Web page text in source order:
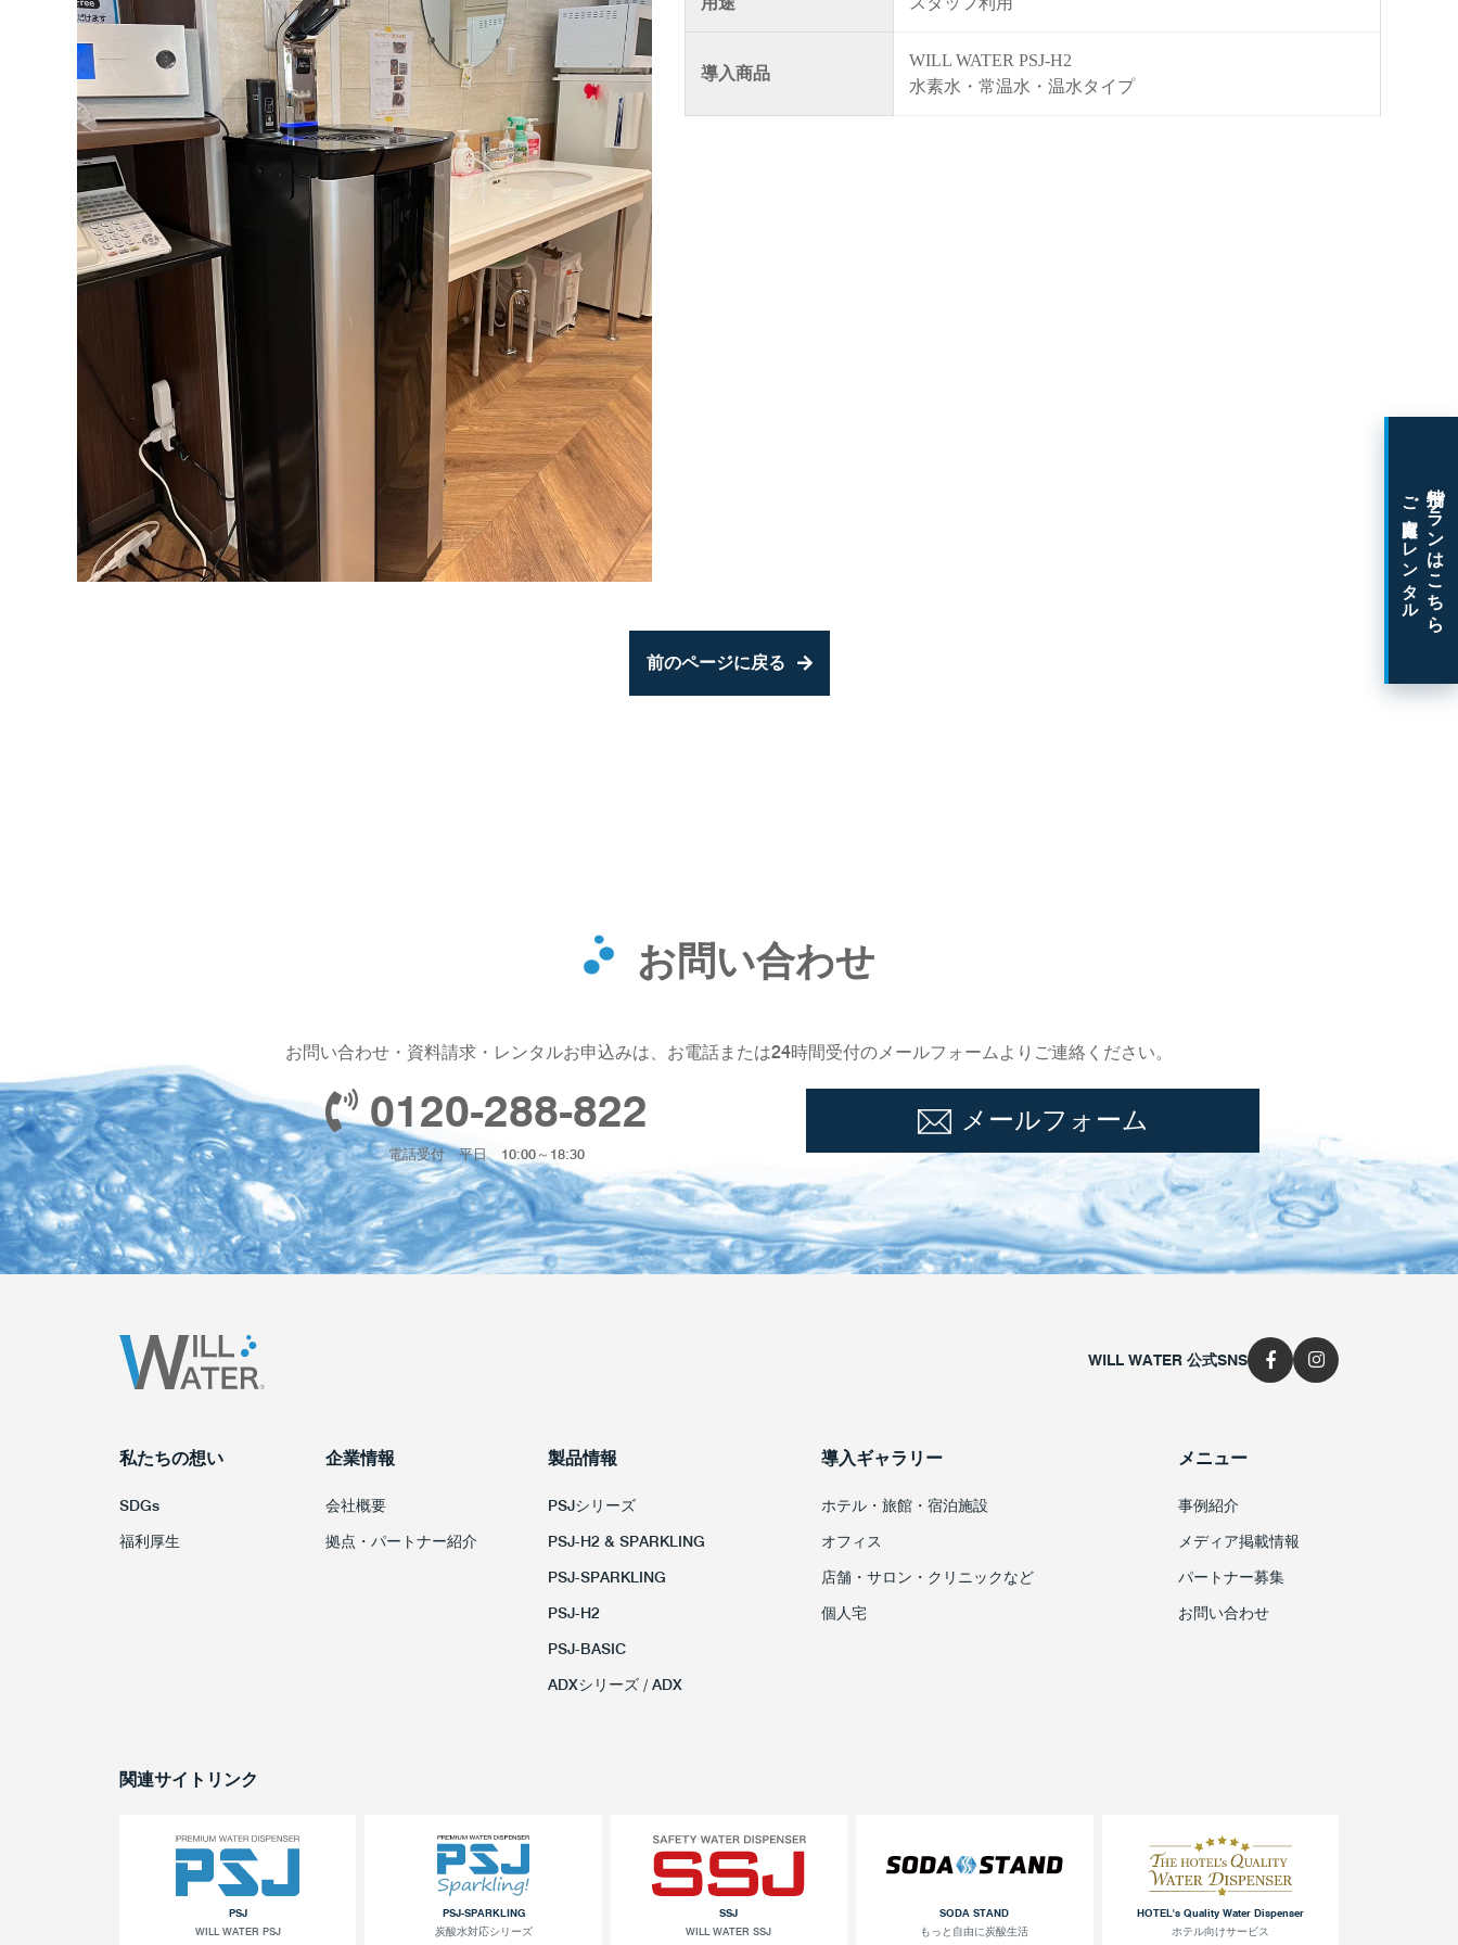
導入商品
WILL WATER PSJ-H2
水素水・常温水・温水タイプ
前のページに戻る
お問い合わせ
お問い合わせ・資料請求・レンタルお申込みは、お電話または24時間受付のメールフォームよりご連絡ください。
0120-288-822
電話受付 平日 10:00～18:30
メールフォーム
WILL WATER 公式SNS
私たちの想い
SDGs
福利厚生
企業情報
会社概要
拠点・パートナー紹介
製品情報
PSJシリーズ
PSJ-H2 & SPARKLING
PSJ-SPARKLING
PSJ-H2
PSJ-BASIC
ADXシリーズ / ADX
導入ギャラリー
ホテル・旅館・宿泊施設
オフィス
店舗・サロン・クリニックなど
個人宅
メニュー
事例紹介
メディア掲載情報
パートナー募集
お問い合わせ
関連サイトリンク
PSJ
WILL WATER PSJ
PSJ-SPARKLING
炭酸水対応シリーズ
SSJ
WILL WATER SSJ
SODA STAND
もっと自由に炭酸生活
HOTEL's Quality Water Dispenser
ホテル向けサービス
ご家庭向けレンタル特別プランはこちら